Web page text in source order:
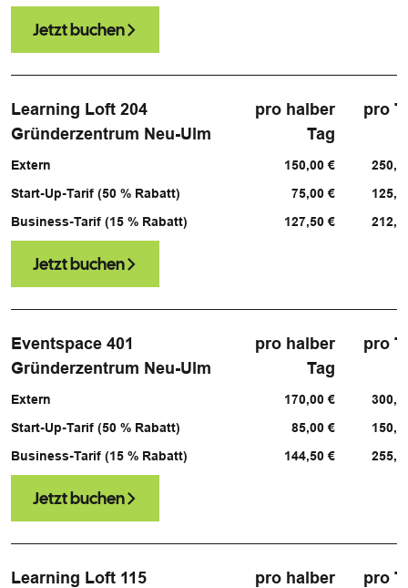
Jetzt buchen
Learning Loft 204
Gründerzentrum Neu-Ulm
pro halber
Tag
pro
Extern 150,00 €
Start-Up-Tarif (50 % Rabatt)
75,00 €
Business-Tarif (15 % Rabatt)
127,50 €
Jetzt buchen
Eventspace 401
Gründerzentrum Neu-Ulm
pro halber
Tag
pro
Extern 170,00 €
Start-Up-Tarif (50 % Rabatt)
85,00 €
Business-Tarif (15 % Rabatt)
144,50 €
Jetzt buchen
Learning Loft 115
pro halber
pro